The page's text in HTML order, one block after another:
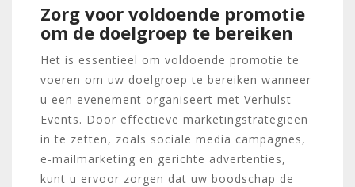
Zorg voor voldoende promotie
om de doelgroep te bereiken
Het is essentieel om voldoende promotie te
voeren om uw doelgroep te bereiken wanneer
u een evenement organiseert met Verhulst
Events. Door effectieve marketingstrategieën
in te zetten, zoals sociale media campagnes,
e-mailmarketing en gerichte advertenties,
kunt u ervoor zorgen dat uw boodschap de